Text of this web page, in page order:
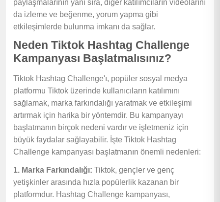
paylaşmalarının yanı sıra, diğer katılımcıların videolarını
da izleme ve beğenme, yorum yapma gibi
etkileşimlerde bulunma imkanı da sağlar.
Neden Tiktok Hashtag Challenge
Kampanyası Başlatmalısınız?
Tiktok Hashtag Challenge'ı, popüler sosyal medya
platformu Tiktok üzerinde kullanıcıların katılımını
sağlamak, marka farkındalığı yaratmak ve etkileşimi
artırmak için harika bir yöntemdir. Bu kampanyayı
başlatmanın birçok nedeni vardır ve işletmeniz için
büyük faydalar sağlayabilir. İşte Tiktok Hashtag
Challenge kampanyası başlatmanın önemli nedenleri:
1. Marka Farkındalığı: Tiktok, gençler ve genç
yetişkinler arasında hızla popülerlik kazanan bir
platformdur. Hashtag Challenge kampanyası,